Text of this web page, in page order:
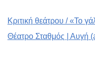
Κριτική θεάτρου / «Το
Θέατρο Σταθμός | Αυγή